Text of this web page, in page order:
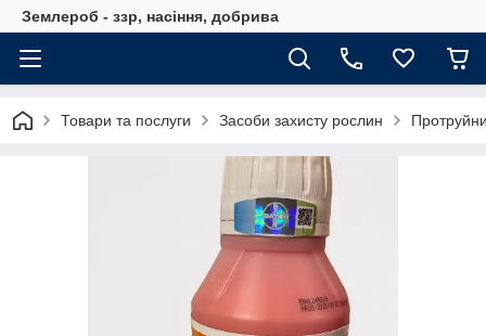
Землероб - ззр, насіння, добрива
Товари та послуги Засоби захисту рослин